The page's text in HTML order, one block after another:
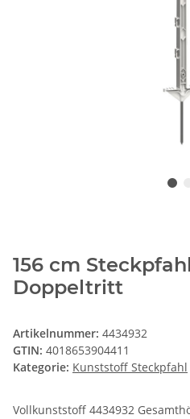
156 cm
Doppeltritt
Artikelnummer: 4434932
GTIN: 4018653904411
Kategorie: Kunststoff Steckpfahl
Vollkunststoff 4434932